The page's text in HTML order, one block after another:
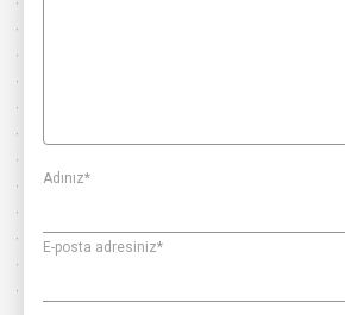
Adınız*
E-posta adresiniz*